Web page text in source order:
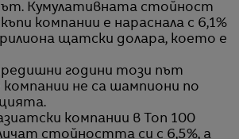
Кумулативната стойност
компании е нараснала с 6,1%
щатски долара, което е
години този път
не са шампиони по
компании в Топ 100
стойността си с 6,5%, а